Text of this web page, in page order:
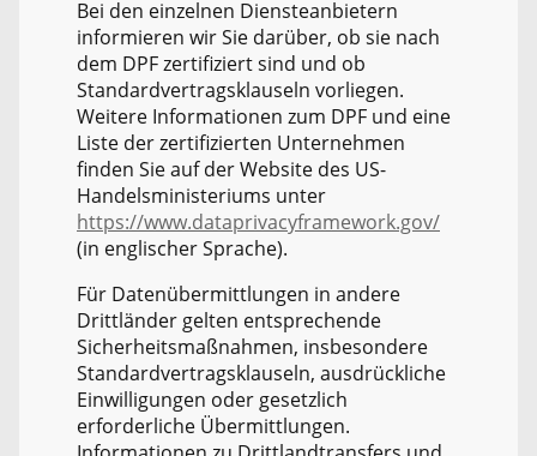
Bei den einzelnen Diensteanbietern
informieren wir Sie darüber, ob sie nach
dem DPF zertifiziert sind und ob
Standardvertragsklauseln vorliegen.
Weitere Informationen zum DPF und eine
Liste der zertifizierten Unternehmen
finden Sie auf der Website des US-
Handelsministeriums unter
https://www.dataprivacyframework.gov/
(in englischer Sprache).
Für Datenübermittlungen in andere
Drittländer gelten entsprechende
Sicherheitsmaßnahmen, insbesondere
Standardvertragsklauseln, ausdrückliche
Einwilligungen oder gesetzlich
erforderliche Übermittlungen.